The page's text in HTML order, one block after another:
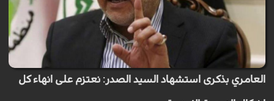
العامري بذكرى استشهاد السيد الصدر: نعتزم على انهاء كل